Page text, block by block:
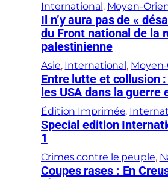
International , Moyen-
Il n’y aura pas de «
du Front national de la
palestinienne
Asie, International ,
Entre lutte et collusion
les USA dans la guerre
Édition Imprimée,
Special edition
1
Crimes contre le peuple,
Coupes rases : En